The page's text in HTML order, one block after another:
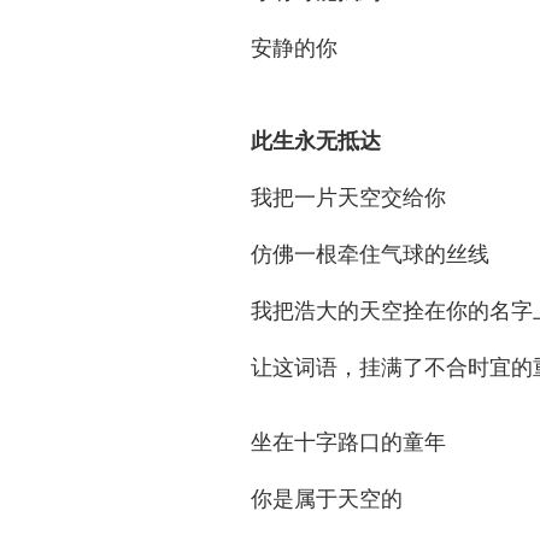
安静的你
此生永无抵达
我把一片天空交给你
仿佛一根牵住气球的丝线
我把浩大的天空拴在你的名字
让这词语，挂满了不合时宜的
坐在十字路口的童年
你是属于天空的